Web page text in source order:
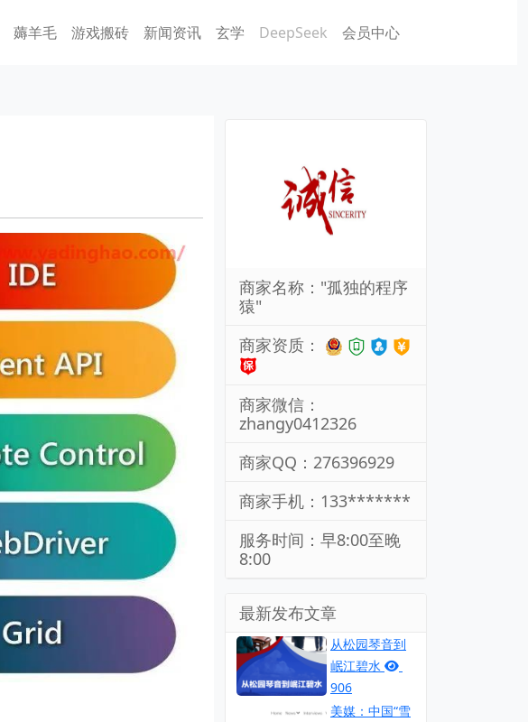
薅羊毛 游戏搬砖 新闻资讯 玄学 DeepSeek 会员中心
商家名称："孤独的程序
猿"
商家资质：
商家微信：
zhangy0412326
商家QQ：276396929
商家手机：133*******
服务时间：早8:00至晚
8:00
最新发布文章
从松园琴音到
岷江碧水
906
美媒：中国“雪